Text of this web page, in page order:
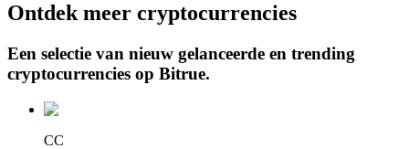
Leningen
Door crypto ondersteunde leenservice
Ontdek meer cryptocurrencies
Een selectie van nieuw gelanceerde en trending
cryptocurrencies op Bitrue.
CC